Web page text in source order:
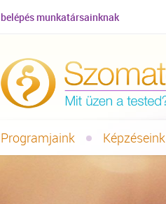
belépés munkatársainknak
Programjaink Képzéseink